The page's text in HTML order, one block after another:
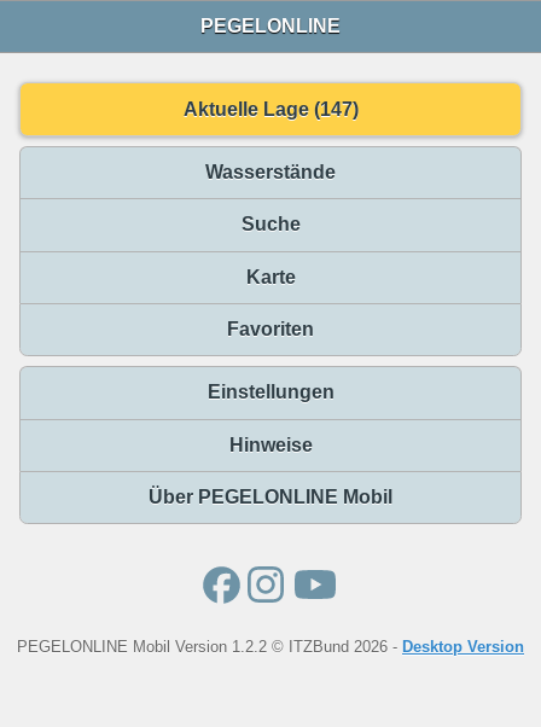
PEGELONLINE
Aktuelle Lage (147)
Wasserstände
Suche
Karte
Favoriten
Einstellungen
Hinweise
Über PEGELONLINE Mobil
PEGELONLINE Mobil Version 1.2.2 © ITZBund 2026 - Desktop Version